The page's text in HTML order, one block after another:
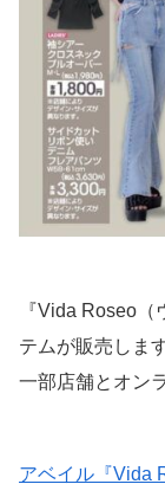
『Vida Roseo
テムが販売しま
一部店舗とオン
アベイル『Vida